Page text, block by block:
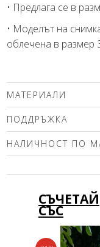
• Предлага се в
• Моделът на
облечена в размер
МАТЕРИАЛИ
ПОДДРЪЖКА
центрофугиране или
шампоан за вълна!
НАЛИЧНОСТ ПО
СЪЧЕТАЙ
СЪС